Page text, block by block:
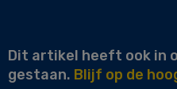
Dit artikel heeft ook in
gestaan. Blijf op de